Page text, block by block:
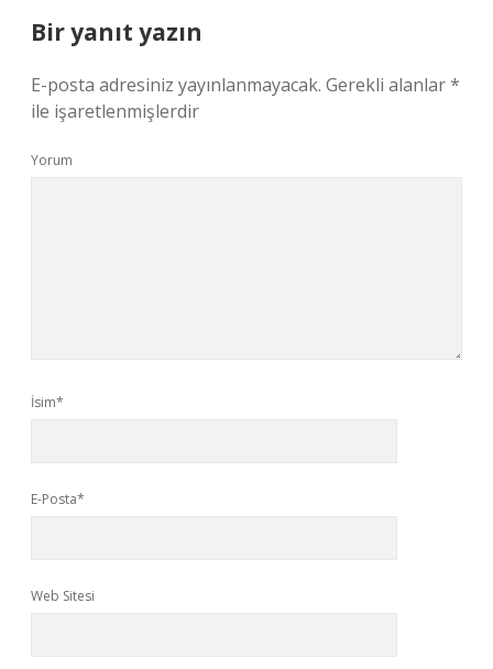
Bir yanıt yazın
E-posta adresiniz yayınlanmayacak. Gerekli alanlar*
ile işaretlenmişlerdir
Yorum
İsim*
E-Posta*
Web Sitesi